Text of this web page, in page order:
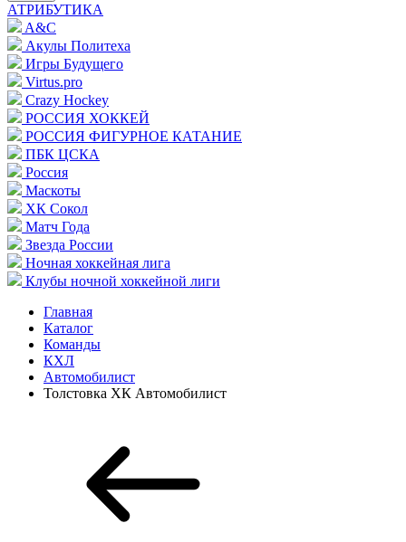
АТРИБУТИКА
A&C
Акулы Политеха
Игры Будущего
Virtus.pro
Crazy Hockey
РОССИЯ ХОККЕЙ
РОССИЯ ФИГУРНОЕ КАТАНИЕ
ПБК ЦСКА
Россия
Маскоты
ХК Сокол
Матч Года
Звезда России
Ночная хоккейная лига
Клубы ночной хоккейной лиги
Главная
Каталог
Команды
КХЛ
Автомобилист
Толстовка ХК Автомобилист